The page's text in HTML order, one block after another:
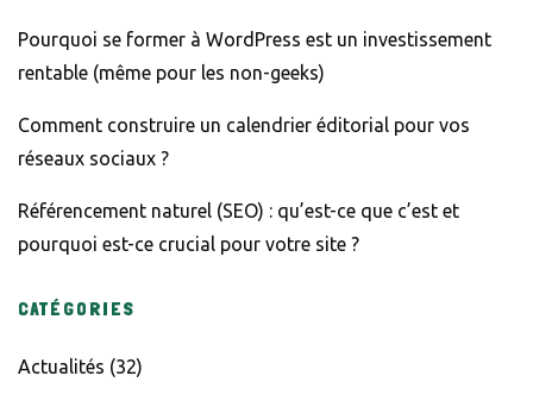
Pourquoi se former à WordPress est un investissement
rentable (même pour les non-geeks)
Comment construire un calendrier éditorial pour vos
réseaux sociaux ?
Référencement naturel (SEO) : qu’est-ce que c’est et
pourquoi est-ce crucial pour votre site ?
CATÉGORIES
Actualités (32)